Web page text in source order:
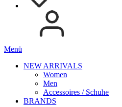
Menü
NEW ARRIVALS
Women
Men
Accessoires / Schuhe
BRANDS